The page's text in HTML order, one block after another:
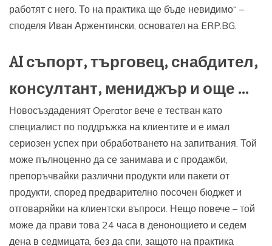
работят с него. То на практика ще бъде невидимо“ –
споделя Иван Аржентински, основател на ERP.BG.
AI съпорт, търговец, снабдител,
консултант, мениджър и още …
Новосъздаденият Operator вече е тестван като
специалист по поддръжка на клиентите и е имал
сериозен успех при обработването на запитвания. Той
може пълноценно да се занимава и с продажби,
препоръчвайки различни продукти или пакети от
продукти, според предварително посочен бюджет и
отговаряйки на клиентски въпроси. Нещо повече – той
може да прави това 24 часа в денонощието и седем
дена в седмицата, без да спи, защото на практика